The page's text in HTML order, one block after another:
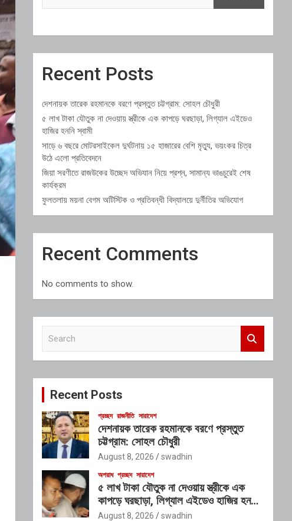
Recent Posts
দেশনায়ক তারেক রহমানকে বরণে প্রস্তুত চট্টগ্রাম: সোহল চৌধুরী
৫ লাখ টাকা যৌতুক না দেওয়ায় স্ত্রীকে এক কাপড়ে ঘরছাড়া, লিগ্যাল এইডেও
হাজির হননি স্বামী
সাড়ে ৬ বছরে মোটরসাইকেল দুর্ঘটনায় ১৫ হাজারের বেশি মৃত্যু, ভয়ংকর চিত্র
উঠে এলো প্রতিবেদনে
জিয়া সরণীতে রাজউকের উচ্ছেদ অভিযান নিয়ে প্রশ্ন, সামান্য ভাঙচুরেই শেষ
কার্যক্রম
ফুলতলায় ময়না বেগম অটিস্টিক ও প্রতিবন্ধী বিদ্যালয়ে দুর্নীতির অভিযোগ
Recent Comments
No comments to show.
c
Recent Posts
প্রচ্ছদ রাজনীতি সারাদেশ
দেশনায়ক তারেক রহমানকে বরণে প্রস্তুত
চট্টগ্রাম: সোহল চৌধুরী
August 8, 2026 swadhin
অপরাধ প্রচ্ছদ সারাদেশ
৫ লাখ টাকা যৌতুক না দেওয়ায় স্ত্রীকে এক
কাপড়ে ঘরছাড়া, লিগ্যাল এইডেও হাজির হননি
স্বামী
August 8, 2026 swadhin